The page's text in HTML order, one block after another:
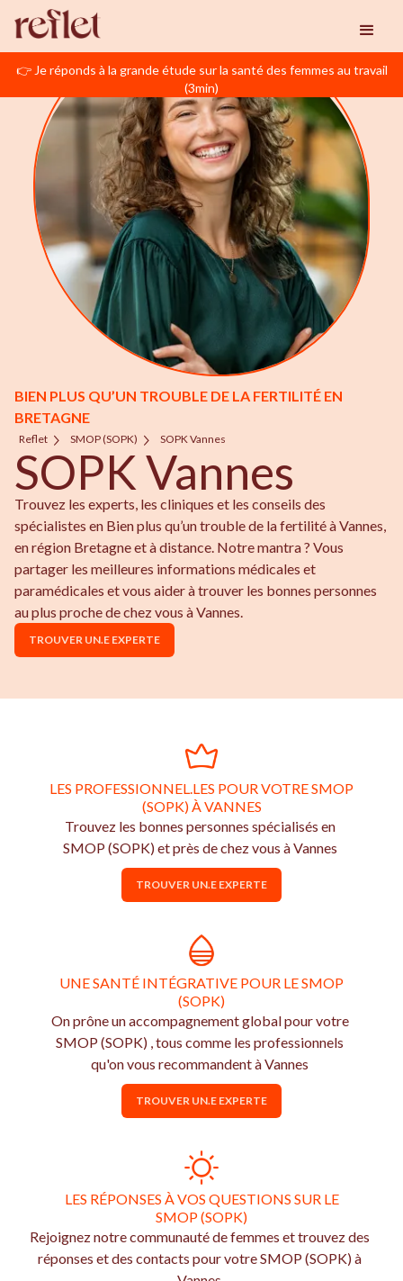
👉 Je réponds à la grande étude sur la santé des femmes au travail
(3min)
BIEN PLUS QU’UN TROUBLE DE LA FERTILITÉ EN
BRETAGNE
Reflet SMOP (SOPK) SOPK Vannes
SOPK Vannes
Trouvez les experts, les cliniques et les conseils des
spécialistes en Bien plus qu’un trouble de la fertilité à Vannes,
en région Bretagne et à distance. Notre mantra ? Vous
partager les meilleures informations médicales et
paramédicales et vous aider à trouver les bonnes personnes
au plus proche de chez vous à Vannes.
TROUVER UN.E EXPERTE
LES PROFESSIONNEL.LES POUR VOTRE SMOP
(SOPK) À VANNES
Trouvez les bonnes personnes spécialisés en
SMOP (SOPK) et près de chez vous à Vannes
TROUVER UN.E EXPERTE
UNE SANTÉ INTÉGRATIVE POUR LE SMOP
(SOPK)
On prône un accompagnement global pour votre
SMOP (SOPK) , tous comme les professionnels
qu'on vous recommandent à Vannes
TROUVER UN.E EXPERTE
LES RÉPONSES À VOS QUESTIONS SUR LE
SMOP (SOPK)
Rejoignez notre communauté de femmes et trouvez des
réponses et des contacts pour votre SMOP (SOPK) à